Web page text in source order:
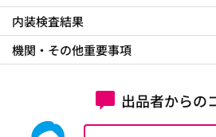
内装検査結果
機関・その他重要事項
出品者からの